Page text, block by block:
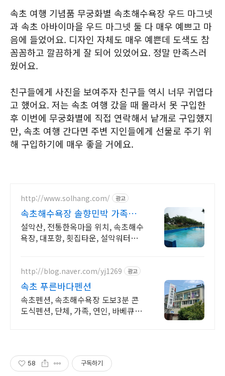
속초 여행 기념품 무궁화별 속초해수욕장 우드 마그넷
과 속초 아바이마을 우드 마그넷 둘 다 매우 예쁘고 마
음에 들었어요. 디자인 자체도 매우 예쁜데 도색도 참
꼼꼼하고 깔끔하게 잘 되어 있었어요. 정말 만족스러
웠어요.
친구들에게 사진을 보여주자 친구들 역시 너무 귀엽다
고 했어요. 저는 속초 여행 갔을 때 몰라서 못 구입한
후 이번에 무궁화별에 직접 연락해서 낱개로 구입했지
만, 속초 여행 간다면 주변 지인들에게 선물로 주기 위
해 구입하기에 매우 좋을 거에요.
http://www.solhang.com/ 광고
속초해수욕장 솔향민박 가족룸,
전통한옥
설악산, 전통한옥마을 위치, 속초해수
욕장, 대포항, 횟집타운, 설악워터피
http://blog.naver.com/yj1269 광고
속초 푸른바다펜션
속초펜션, 속초해수욕장 도보3분 콘
도식펜션, 단체, 가족, 연인, 바베큐시
58 구독하기